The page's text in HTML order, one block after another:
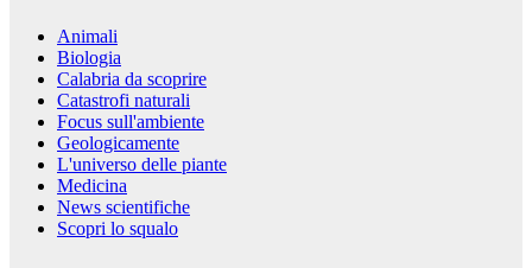
Animali
Biologia
Calabria da scoprire
Catastrofi naturali
Focus sull'ambiente
Geologicamente
L'universo delle piante
Medicina
News scientifiche
Scopri lo squalo